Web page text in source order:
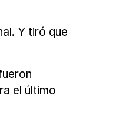
Y tiró que
el último